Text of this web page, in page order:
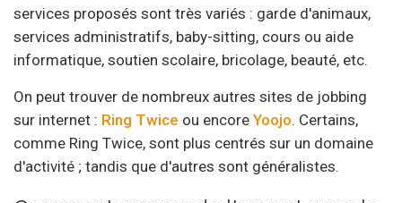
services proposés sont très variés : garde d'animaux,
services administratifs, baby-sitting, cours ou aide
informatique, soutien scolaire, bricolage, beauté, etc.
On peut trouver de nombreux autres sites de jobbing
sur internet : Ring Twice ou encore Yoojo. Certains,
comme Ring Twice, sont plus centrés sur un domaine
d'activité ; tandis que d'autres sont généralistes.